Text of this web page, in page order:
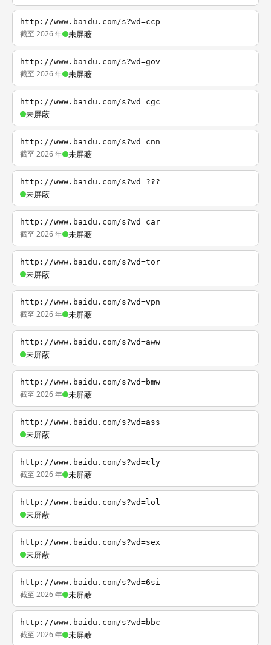
http://www.baidu.com/s?wd=ccp
截至 2026 年 未屏蔽
http://www.baidu.com/s?wd=gov
截至 2026 年 未屏蔽
http://www.baidu.com/s?wd=cgc
未屏蔽
http://www.baidu.com/s?wd=cnn
截至 2026 年 未屏蔽
http://www.baidu.com/s?wd=???
未屏蔽
http://www.baidu.com/s?wd=car
截至 2026 年 未屏蔽
http://www.baidu.com/s?wd=tor
未屏蔽
http://www.baidu.com/s?wd=vpn
截至 2026 年 未屏蔽
http://www.baidu.com/s?wd=aww
未屏蔽
http://www.baidu.com/s?wd=bmw
截至 2026 年 未屏蔽
http://www.baidu.com/s?wd=ass
未屏蔽
http://www.baidu.com/s?wd=cly
截至 2026 年 未屏蔽
http://www.baidu.com/s?wd=lol
未屏蔽
http://www.baidu.com/s?wd=sex
未屏蔽
http://www.baidu.com/s?wd=6si
截至 2026 年 未屏蔽
http://www.baidu.com/s?wd=bbc
截至 2026 年 未屏蔽